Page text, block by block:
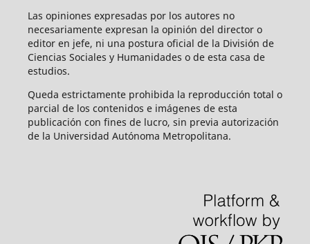
Las opiniones expresadas por los autores no
necesariamente expresan la opinión del director o
editor en jefe, ni una postura oficial de la División de
Ciencias Sociales y Humanidades o de esta casa de
estudios.
Queda estrictamente prohibida la reproducción total o
parcial de los contenidos e imágenes de esta
publicación con fines de lucro, sin previa autorización
de la Universidad Autónoma Metropolitana.